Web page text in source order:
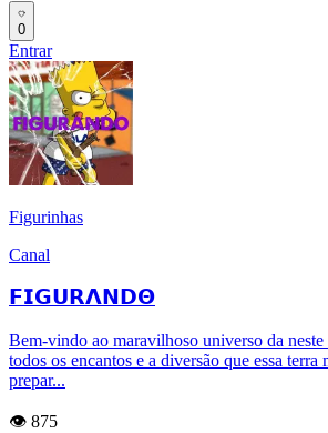
0
Entrar
Figurinhas
Canal
𝗙𝗜𝗚𝗨𝗥𝝠𝗡𝗗𝝝
Bem-vindo ao maravilhoso universo da
todos os encantos e a diversão que essa terra
prepar...
👁️ 875